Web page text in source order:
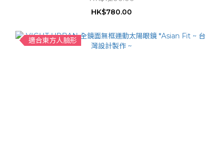
HK$780.00
適合東方人臉形